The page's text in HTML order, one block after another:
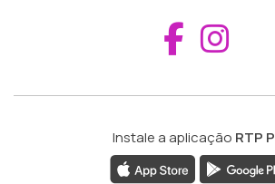
Instale a aplicação RTP